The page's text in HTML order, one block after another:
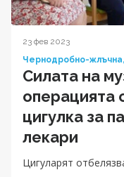
23 фев 2023
Чернодробно-
Силата на
операцията
цигулка за
лекари
Цигуларят